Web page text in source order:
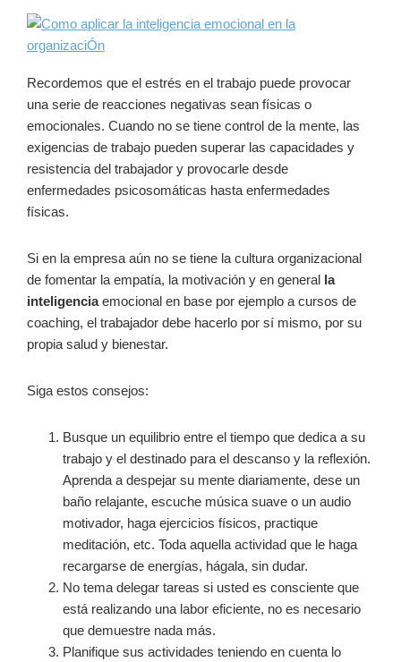
Recordemos que el estrés en el trabajo puede provocar
una serie de reacciones negativas sean físicas o
emocionales. Cuando no se tiene control de la mente, las
exigencias de trabajo pueden superar las capacidades y
resistencia del trabajador y provocarle desde
enfermedades psicosomáticas hasta enfermedades
físicas.
Si en la empresa aún no se tiene la cultura organizacional
de fomentar la empatía, la motivación y en general la
inteligenciaemocional en base por ejemplo a cursos de
coaching, el trabajador debe hacerlo por sí mismo, por su
propia salud y bienestar.
Siga estos consejos:
Busque un equilibrio entre el tiempo que dedica a su
trabajo y el destinado para el descanso y la reflexión.
Aprenda a despejar su mente diariamente, dese un
baño relajante, escuche música suave o un audio
motivador, haga ejercicios físicos, practique
meditación, etc. Toda aquella actividad que le haga
recargarse de energías, hágala, sin dudar.
No tema delegar tareas si usted es consciente que
está realizando una labor eficiente, no es necesario
que demuestre nada más.
Planifique sus actividades teniendo en cuenta lo